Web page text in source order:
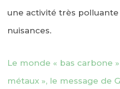
une activité très
nuisances.
Le monde « bas carbone
métaux », le message de